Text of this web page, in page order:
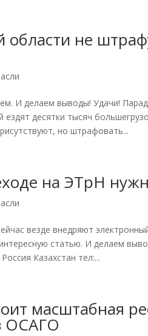
области не
И делаем выводы! Удачи!
десятки тысяч
но штрафовать...
на ЭТрН
везде внедряют
статью. И делаем
Казахстан тел:...
масштабная
ОСАГО